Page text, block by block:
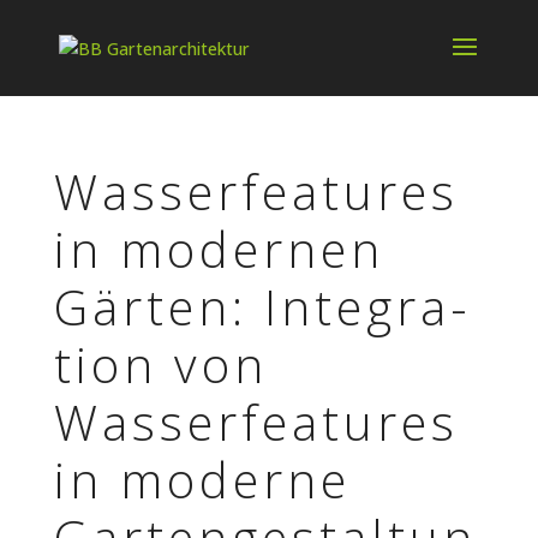
Wasser­fea­tures
in moder­nen
Gärten: Inte­gra­
tion von
Wasser­fea­tures
in moderne